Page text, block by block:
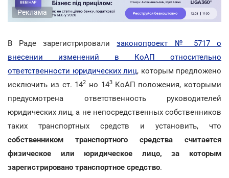
Реклама
В Раде зарегистрировализаконопроект № 5717 о
внесении изменений в КоАП относительно
ответственности юридических лиц, которым предложено
исключить из ст. 142 но 143 КоАП положения, которыми
предусмотрена ответственность руководителей
юридических лиц, а не непосредственных собственников
таких транспортных средств и установить, что
собственником транспортного средства считается
физическое или юридическое лицо, за которым
зарегистрировано транспортное средство.